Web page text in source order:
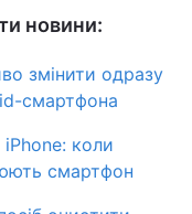
новини:
змінити одразу
смартфона
iPhone: коли
смартфон